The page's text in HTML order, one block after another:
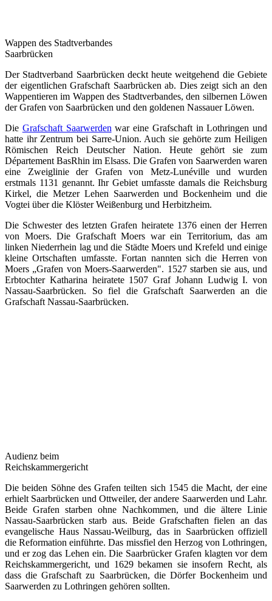
Wappen des Stadtverbandes
Saarbrücken
Der Stadtverband Saarbrücken deckt heute weitgehend die Gebiete
der eigentlichen Grafschaft Saarbrücken ab. Dies zeigt sich an den
Wappentieren im Wappen des Stadtverbandes, den silbernen Löwen
der Grafen von Saarbrücken und den goldenen Nassauer Löwen.
Die Grafschaft Saarwerden war eine Grafschaft in Lothringen und
hatte ihr Zentrum bei Sarre-Union. Auch sie gehörte zum Heiligen
Römischen Reich Deutscher Nation. Heute gehört sie zum
Département BasRhin im Elsass. Die Grafen von Saarwerden waren
eine Zweiglinie der Grafen von Metz-Lunéville und wurden
erstmals 1131 genannt. Ihr Gebiet umfasste damals die Reichsburg
Kirkel, die Metzer Lehen Saarwerden und Bockenheim und die
Vogtei über die Klöster Weißenburg und Herbitzheim.
Die Schwester des letzten Grafen heiratete 1376 einen der Herren
von Moers. Die Grafschaft Moers war ein Territorium, das am
linken Niederrhein lag und die Städte Moers und Krefeld und einige
kleine Ortschaften umfasste. Fortan nannten sich die Herren von
Moers „Grafen von Moers-Saarwerden". 1527 starben sie aus, und
Erbtochter Katharina heiratete 1507 Graf Johann Ludwig I. von
Nassau-Saarbrücken. So fiel die Grafschaft Saarwerden an die
Grafschaft Nassau-Saarbrücken.
Audienz beim
Reichskammergericht
Die beiden Söhne des Grafen teilten sich 1545 die Macht, der eine
erhielt Saarbrücken und Ottweiler, der andere Saarwerden und Lahr.
Beide Grafen starben ohne Nachkommen, und die ältere Linie
Nassau-Saarbrücken starb aus. Beide Grafschaften fielen an das
evangelische Haus Nassau-Weilburg, das in Saarbrücken offiziell
die Reformation einführte. Das missfiel den Herzog von Lothringen,
und er zog das Lehen ein. Die Saarbrücker Grafen klagten vor dem
Reichskammergericht, und 1629 bekamen sie insofern Recht, als
dass die Grafschaft zu Saarbrücken, die Dörfer Bockenheim und
Saarwerden zu Lothringen gehören sollten.